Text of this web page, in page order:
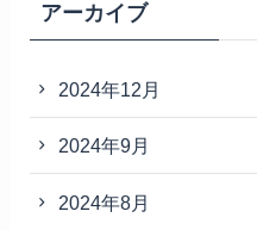
アーカイブ
2024年12月
2024年9月
2024年8月